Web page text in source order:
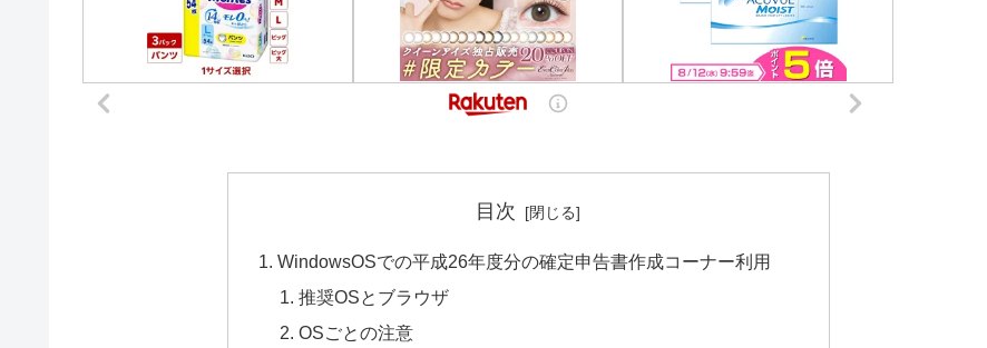
目次
WindowsOSでの平成26年度分の確定申告書作成コーナー利用
推奨OSとブラウザ
OSごとの注意